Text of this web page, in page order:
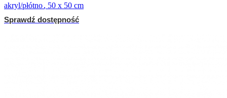
akryl/płótno, 50 x 50 cm
Sprawdź dostępność